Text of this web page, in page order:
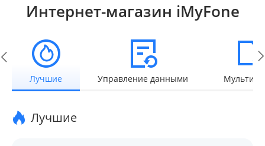
Интернет-магазин iMyFone
Лучшие Управление данными
Лучшие